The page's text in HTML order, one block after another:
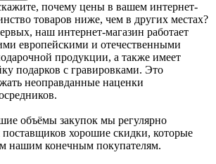
почему цены в вашем интернет-
товаров ниже, чем в других местах?
наш интернет-магазин работает
европейскими и отечественными
продукции, а также имеет
подарков с гравировками. Это
неоправданные наценки
объёмы закупок мы регулярно
хорошие скидки, которые
нашим конечным покупателям.